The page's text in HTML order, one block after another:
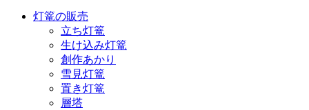
灯篭の販売
立ち灯篭
生け込み灯篭
創作あかり
雪見灯篭
置き灯篭
層塔